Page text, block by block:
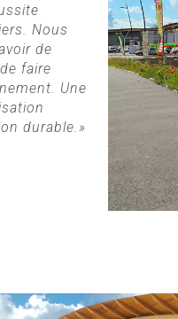
Nous
de
faire
Une
durable.»